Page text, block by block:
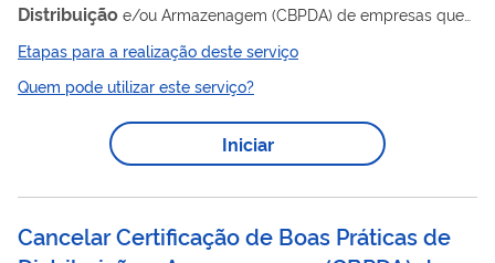
Distribuição e/ou Armazenagem (CBPDA) de empresas que
trabalham com medicamentos. O Certificado é um documento
emitido pela Anvisa atestando que determinado
estabelecimento cumpre com as Boas Práticas de
Distribuiçãoe Armazenagem dispostas na legislação em
Etapas para a realização deste serviço
Quem pode utilizar este serviço?
Iniciar
Cancelar Certificação de Boas Práticas de